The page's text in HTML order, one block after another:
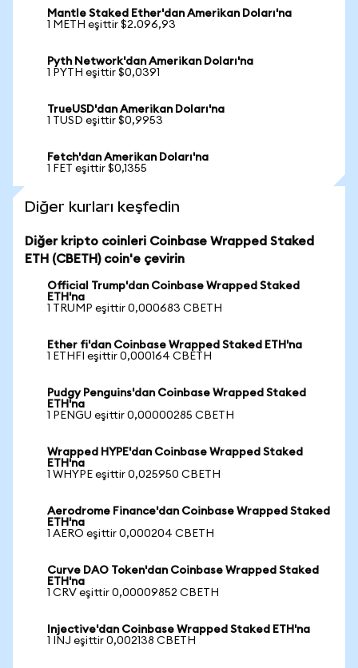
Mantle Staked Ether'dan Amerikan Doları'na
1 METH eşittir $2.096,93
Pyth Network'dan Amerikan Doları'na
1 PYTH eşittir $0,0391
TrueUSD'dan Amerikan Doları'na
1 TUSD eşittir $0,9953
Fetch'dan Amerikan Doları'na
1 FET eşittir $0,1355
Diğer kurları keşfedin
Diğer kripto coinleri Coinbase Wrapped Staked
ETH (CBETH) coin'e çevirin
Official Trump'dan Coinbase Wrapped Staked
ETH'na
1 TRUMP eşittir 0,000683 CBETH
Ether fi'dan Coinbase Wrapped Staked ETH'na
1 ETHFI eşittir 0,000164 CBETH
Pudgy Penguins'dan Coinbase Wrapped Staked
ETH'na
1 PENGU eşittir 0,00000285 CBETH
Wrapped HYPE'dan Coinbase Wrapped Staked
ETH'na
1 WHYPE eşittir 0,025950 CBETH
Aerodrome Finance'dan Coinbase Wrapped Staked
ETH'na
1 AERO eşittir 0,000204 CBETH
Curve DAO Token'dan Coinbase Wrapped Staked
ETH'na
1 CRV eşittir 0,00009852 CBETH
Injective'dan Coinbase Wrapped Staked ETH'na
1 INJ eşittir 0,002138 CBETH